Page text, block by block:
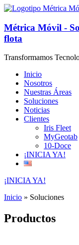
Métrica Móvil -
flota
Transformamos
Inicio
Nosotros
Nuestras Áreas
Soluciones
Noticias
Clientes
Iris Fleet
MyGeotab
10-Doce
¡INICIA YA!
¡INICIA YA!
Inicio » Soluciones
Productos